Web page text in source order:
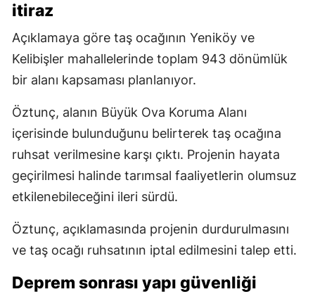
itiraz
Açıklamaya göre taş ocağının Yeniköy ve
Kelibişler mahallelerinde toplam 943 dönümlük
bir alanı kapsaması planlanıyor.
Öztunç, alanın Büyük Ova Koruma Alanı
içerisinde bulunduğunu belirterek taş ocağına
ruhsat verilmesine karşı çıktı. Projenin hayata
geçirilmesi halinde tarımsal faaliyetlerin olumsuz
etkilenebileceğini ileri sürdü.
Öztunç, açıklamasında projenin durdurulmasını
ve taş ocağı ruhsatının iptal edilmesini talep etti.
Deprem sonrası yapı güvenliği